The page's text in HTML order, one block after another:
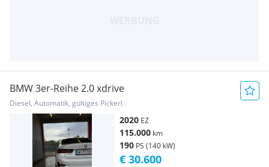
BMW 3er-Reihe 2.0 xdrive
Diesel, Automatik, gültiges Pickerl
2020 EZ
115.000 km
190 PS (140 kW)
€ 30.600